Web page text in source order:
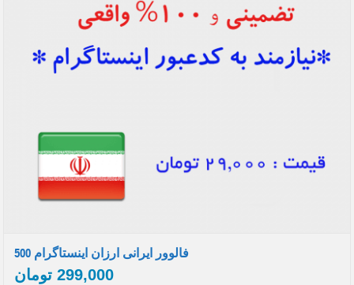
500 فالوور ایرانی ارزان اینستاگرام
299,000 تومان